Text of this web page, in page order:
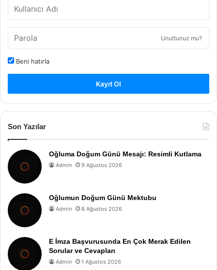
Unuttunuz mu?
Beni hatırla
Kayıt Ol
Son Yazılar
Oğluma Doğum Günü Mesajı: Resimli Kutlama
Admin 9 Ağustos 2026
Oğlumun Doğum Günü Mektubu
Admin 8 Ağustos 2026
E İmza Başvurusunda En Çok Merak Edilen
Sorular ve Cevapları
Admin 1 Ağustos 2026